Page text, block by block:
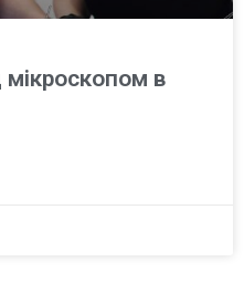
мікроскопом в